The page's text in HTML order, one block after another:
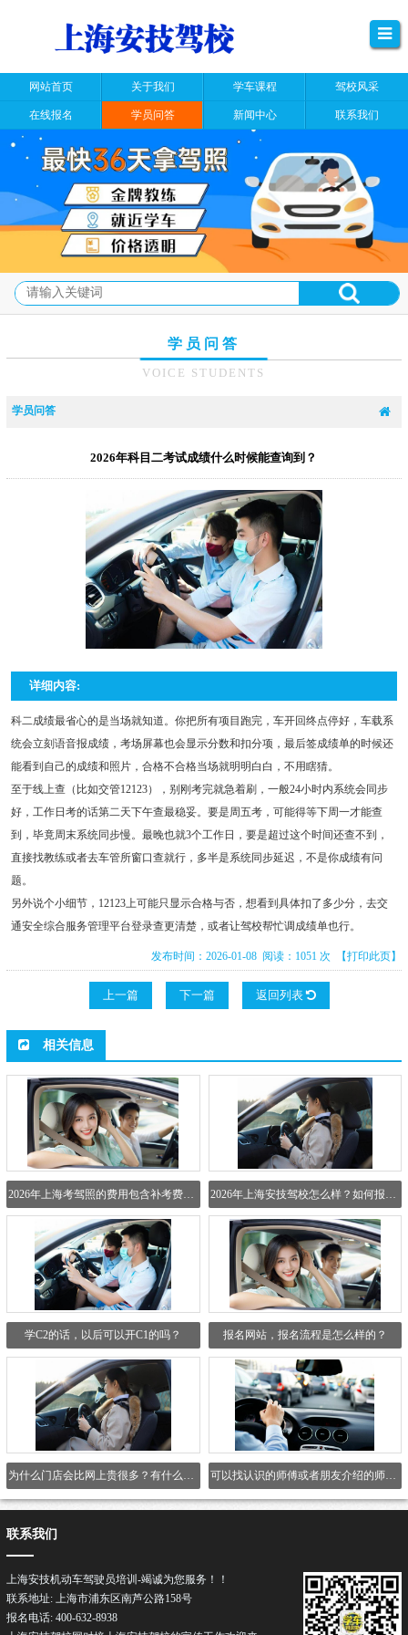
网站首页 关于我们 学车课程 驾校风采
在线报名 学员问答 新闻中心 联系我们
学员问答
VOICE STUDENTS
学员问答
2026年科目二考试成绩什么时候能查询到？
详细内容:
科二成绩最省心的是当场就知道。你把所有项目跑完，车开回终点停好，车载系
统会立刻语音报成绩，考场屏幕也会显示分数和扣分项，最后签成绩单的时候还
能看到自己的成绩和照片，合格不合格当场就明明白白，不用瞎猜。
至于线上查（比如交管12123），别刚考完就急着刷，一般24小时内系统会同步
好，工作日考的话第二天下午查最稳妥。要是周五考，可能得等下周一才能查
到，毕竟周末系统同步慢。最晚也就3个工作日，要是超过这个时间还查不到，
直接找教练或者去车管所窗口查就行，多半是系统同步延迟，不是你成绩有问
题。
另外说个小细节，12123上可能只显示合格与否，想看到具体扣了多少分，去交
通安全综合服务管理平台登录查更清楚，或者让驾校帮忙调成绩单也行。
发布时间：2026-01-08 阅读：1051 次 【打印此页】
上一篇 下一篇 返回列表
相关信息
学C2的话，以后可以开C1的吗？ 报名网站，报名流程是怎么样的？
为什么门店会比网上贵很多？有什么区别吗？ 可以找认识的师傅或者朋友介绍的师傅吗？
联系我们
上海安技机动车驾驶员培训-竭诚为您服务！！
联系地址: 上海市浦东区南芦公路158号
报名电话: 400-632-8938